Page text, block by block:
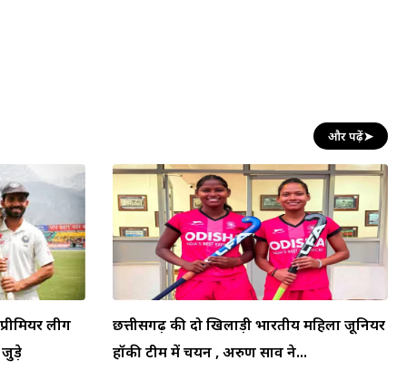
और पढ़ें➤
लीग
जुड़े
छत्तीसगढ़ की दो खिलाड़ी भारतीय महिला जूनियर
हॉकी टीम में चयन , अरुण साव ने...